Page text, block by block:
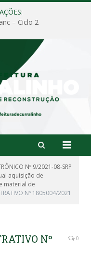
– Ciclo 2
Nº 9/2021-08-SRP
aquisição de
material de
Nº 1805004/2021
Nº
0